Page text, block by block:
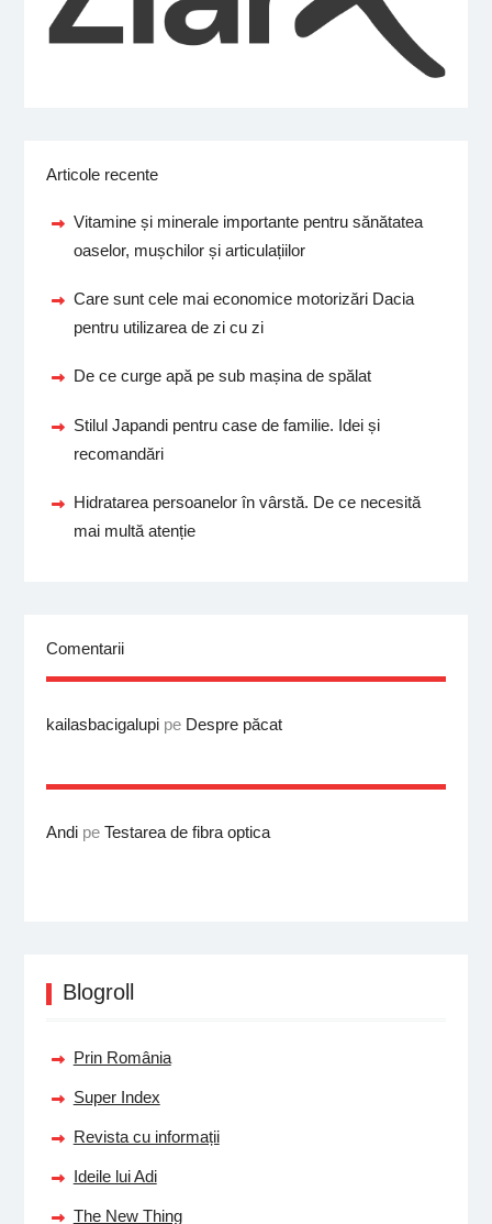
Articole recente
Vitamine și minerale importante pentru sănătatea
oaselor, mușchilor și articulațiilor
Care sunt cele mai economice motorizări Dacia
pentru utilizarea de zi cu zi
De ce curge apă pe sub mașina de spălat
Stilul Japandi pentru case de familie. Idei și
recomandări
Hidratarea persoanelor în vârstă. De ce necesită
mai multă atenție
Comentarii
kailasbacigalupipe Despre păcat
Andipe Testarea de fibra optica
Blogroll
Prin România
Super Index
Revista cu informații
Ideile lui Adi
The New Thing